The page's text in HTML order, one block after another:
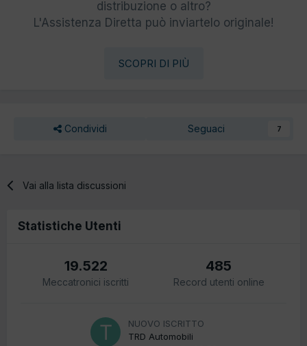
distribuzione o altro?
L'Assistenza Diretta può inviartelo originale!
SCOPRI DI PIÙ
Condividi Seguaci 7
Vai alla lista discussioni
Statistiche Utenti
19.522
Meccatronici iscritti
485
Record utenti online
NUOVO ISCRITTO
TRD Automobili